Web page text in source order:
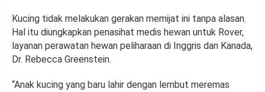
Kucing tidak melakukan gerakan memijat ini tanpa alasan.
Hal itu diungkapkan penasihat medis hewan untuk Rover,
layanan perawatan hewan peliharaan di Inggris dan Kanada,
Dr. Rebecca Greenstein.
“Anak kucing yang baru lahir dengan lembut meremas